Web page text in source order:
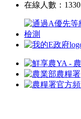
在線人數： 1330